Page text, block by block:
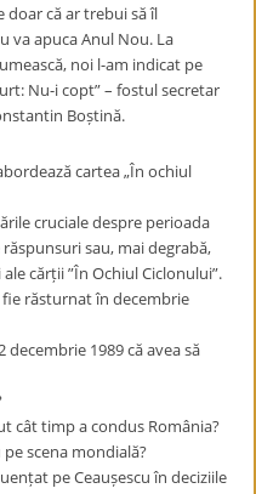
doar că ar trebui să îl
va apuca Anul Nou. La
noi l-am indicat pe
Nu-i copt” – fostul secretar
Boștină.
cartea „În ochiul
cruciale despre perioada
răspunsuri sau, mai degrabă,
cărții ”În Ochiul Ciclonului”.
fie răsturnat în decembrie
1989 că avea să
cât timp a condus România?
scena mondială?
pe Ceaușescu în deciziile